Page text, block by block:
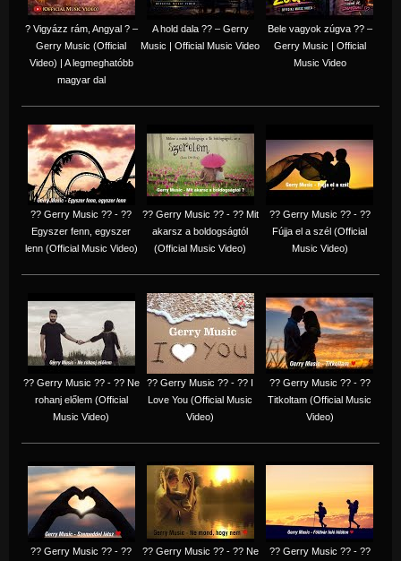
? Vigyázz rám, Angyal ? –
Gerry Music (Official
Video) | A legmeghatóbb
magyar dal
A hold dala ?? – Gerry
Music | Official Music Video
Bele vagyok zúgva ?? –
Gerry Music | Official
Music Video
?? Gerry Music ?? - ??
Egyszer fenn, egyszer
lenn (Official Music Video)
?? Gerry Music ?? - ?? Mit
akarsz a boldogságtól
(Official Music Video)
?? Gerry Music ?? - ??
Fújja el a szél (Official
Music Video)
?? Gerry Music ?? - ?? Ne
rohanj előlem (Official
Music Video)
?? Gerry Music ?? - ?? I
Love You (Official Music
Video)
?? Gerry Music ?? - ??
Titkoltam (Official Music
Video)
?? Gerry Music ?? - ??
?? Gerry Music ?? - ?? Ne
?? Gerry Music ?? - ??